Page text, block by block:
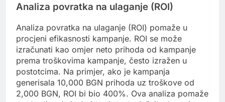
Analiza povratka na ulaganje (ROI)
Analiza povratka na ulaganje (ROI) pomaže u
procjeni efikasnosti kampanje. ROI se može
izračunati kao omjer neto prihoda od kampanje
prema troškovima kampanje, često izražen u
postotcima. Na primjer, ako je kampanja
generisala 10,000 BGN prihoda uz troškove od
2,000 BGN, ROI bi bio 400%. Ova analiza pomaže